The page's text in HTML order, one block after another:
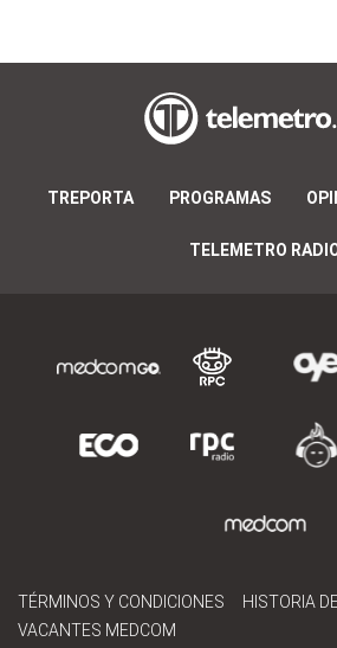
TREPORTA PROGRAMAS
TELEMETRO
TÉRMINOS Y CONDICIONES
HISTORIA
VACANTES MEDCOM